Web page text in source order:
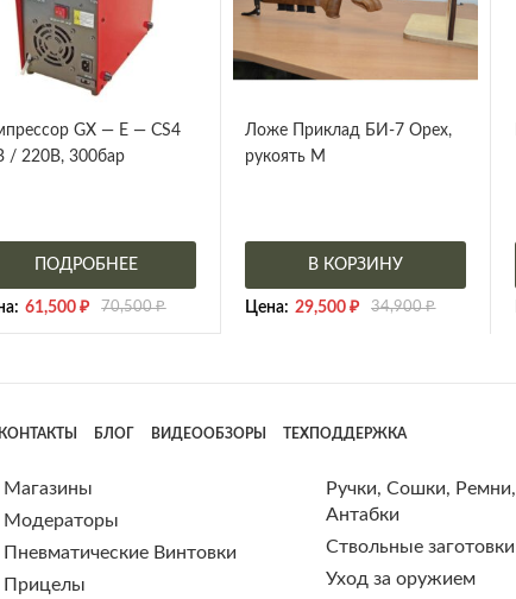
GX — E — CS4
/ 220В, 300бар
ПОДРОБНЕЕ
61,500₽ 70,500₽
Ложе Приклад БИ-7 Орех,
рукоять М
В КОРЗИНУ
Цена: 29,500₽ 34,900₽
КОНТАКТЫ БЛОГ ВИДЕООБЗОРЫ ТЕХПОДДЕРЖКА
Магазины
Модераторы
Пневматические Винтовки
Прицелы
Ручки, Сошки, Ремни,
Антабки
Ствольные заготовки
Уход за оружием